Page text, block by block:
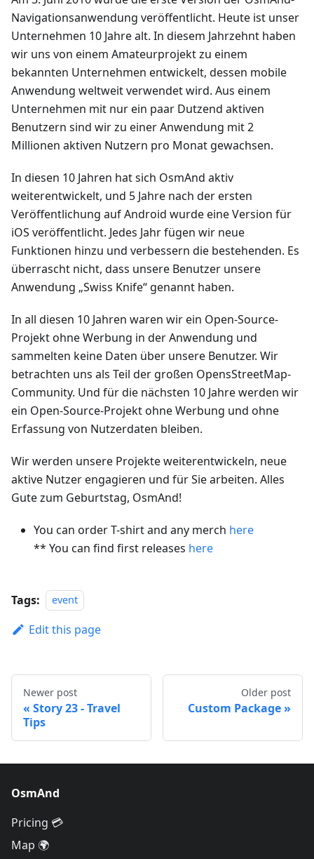
Navigationsanwendung veröffentlicht. Heute ist unser
Unternehmen 10 Jahre alt. In diesem Jahrzehnt haben
wir uns von einem Amateurprojekt zu einem
bekannten Unternehmen entwickelt, dessen mobile
Anwendung weltweit verwendet wird. Aus einem
Unternehmen mit nur ein paar Dutzend aktiven
Benutzern sind wir zu einer Anwendung mit 2
Millionen aktiven Nutzern pro Monat gewachsen.
In diesen 10 Jahren hat sich OsmAnd aktiv
weiterentwickelt, und 5 Jahre nach der ersten
Veröffentlichung auf Android wurde eine Version für
iOS veröffentlicht. Jedes Jahr fügen wir neue
Funktionen hinzu und verbessern die bestehenden. Es
überrascht nicht, dass unsere Benutzer unsere
Anwendung „Swiss Knife“ genannt haben.
In all diesen 10 Jahren waren wir ein Open-Source-
Projekt ohne Werbung in der Anwendung und
sammelten keine Daten über unsere Benutzer. Wir
betrachten uns als Teil der großen OpensStreetMap-
Community. Und für die nächsten 10 Jahre werden wir
ein Open-Source-Projekt ohne Werbung und ohne
Erfassung von Nutzerdaten bleiben.
Wir werden unsere Projekte weiterentwickeln, neue
aktive Nutzer engagieren und für Sie arbeiten. Alles
Gute zum Geburtstag, OsmAnd!
You can order T-shirt and any merch here
** You can find first releases here
Tags: event
Edit this page
Newer post
Story 23 - Travel
Tips
Older post
Custom Package
OsmAnd
Pricing 💳
Map 🌍